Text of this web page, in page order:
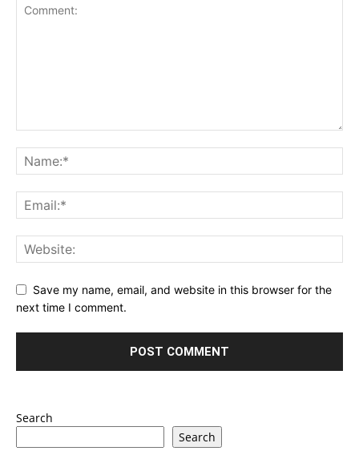
Save my name, email, and website in this browser for the
next time I comment.
Search
Search